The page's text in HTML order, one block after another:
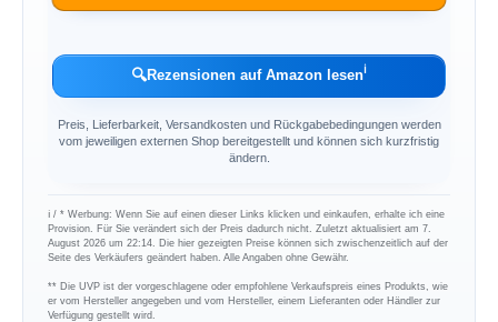
🔍Rezensionen auf Amazon lesenℹ︎
Preis, Lieferbarkeit, Versandkosten und Rückgabebedingungen werden
vom jeweiligen externen Shop bereitgestellt und können sich kurzfristig
ändern.
ℹ︎ / * Werbung: Wenn Sie auf einen dieser Links klicken und einkaufen, erhalte ich eine
Provision. Für Sie verändert sich der Preis dadurch nicht. Zuletzt aktualisiert am 7.
August 2026 um 22:14. Die hier gezeigten Preise können sich zwischenzeitlich auf der
Seite des Verkäufers geändert haben. Alle Angaben ohne Gewähr.
** Die UVP ist der vorgeschlagene oder empfohlene Verkaufspreis eines Produkts, wie
er vom Hersteller angegeben und vom Hersteller, einem Lieferanten oder Händler zur
Verfügung gestellt wird.